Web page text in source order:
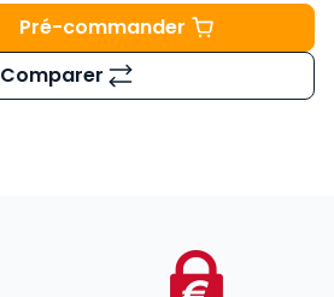
Pré-commanderMémento Comptable
Comparer